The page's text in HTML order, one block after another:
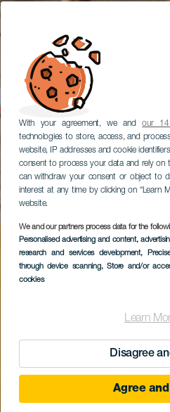
With your agreement, we andour 14
technologies to store, access, and
website, IP addresses and cookie
consent to process your data and rely on
can withdraw your consent or object to
interest at any time by clicking on “Learn
website.
We and our partners process data for the
Personalised advertising and content,
research and services development,
through device scanning, Store and/or
cookies
Learn
Disagree
Agree